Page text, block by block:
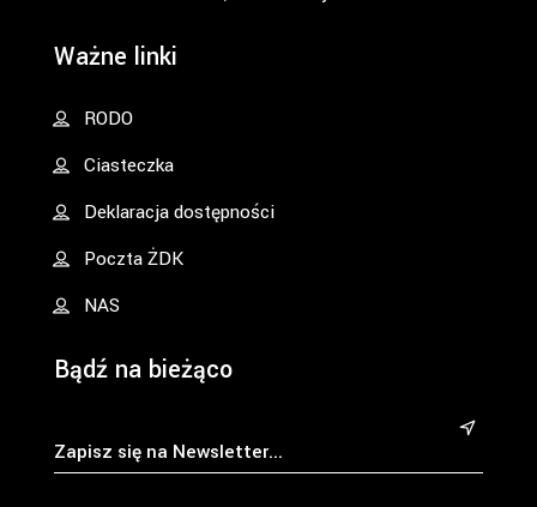
Ważne linki
RODO
Ciasteczka
Deklaracja dostępności
Poczta ŻDK
NAS
Bądź na bieżąco
&